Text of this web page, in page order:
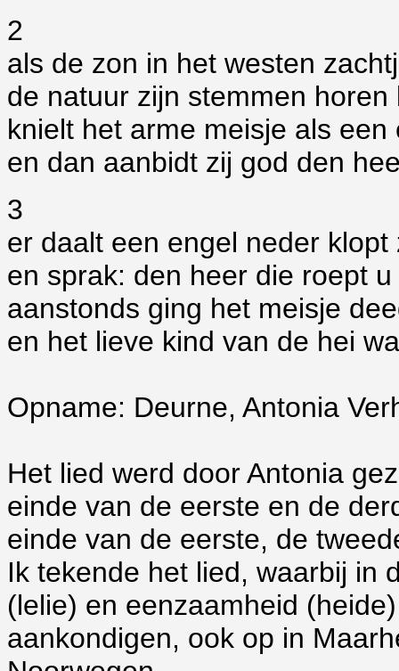
2
als de zon in het westen
de natuur zijn stemmen horen
knielt het arme meisje als een
en dan aanbidt zij god den
3
er daalt een engel neder
en sprak: den heer die roept
aanstonds ging het meisje
en het lieve kind van de hei
Opname: Deurne, Antonia
Het lied werd door Antonia
einde van de eerste en de
einde van de eerste, de
Ik tekende het lied, waarbij in
(lelie) en eenzaamheid
aankondigen, ook op in